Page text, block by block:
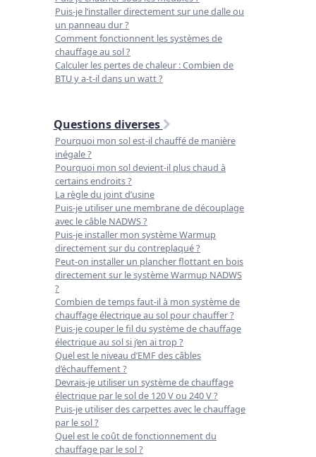
Puis-je l’installer directement sur une dalle ou
un panneau dur ?
Comment fonctionnent les systèmes de
chauffage au sol ?
Calculer les pertes de chaleur : Combien de
BTU y a-t-il dans un watt ?
Questions diverses
Pourquoi mon sol est-il chauffé de manière
inégale ?
Pourquoi mon sol devient-il plus chaud à
certains endroits ?
La règle du joint d’usine
Puis-je utiliser une membrane de découplage
avec le câble NADWS ?
Puis-je installer mon système Warmup
directement sur du contreplaqué ?
Peut-on installer un plancher flottant en bois
directement sur le système Warmup NADWS
?
Combien de temps faut-il à mon système de
chauffage électrique au sol pour chauffer ?
Puis-je couper le fil du système de chauffage
électrique au sol si j’en ai trop ?
Quel est le niveau d’EMF des câbles
d’échauffement ?
Devrais-je utiliser un système de chauffage
électrique par le sol de 120 V ou 240 V ?
Puis-je utiliser des carpettes avec le chauffage
par le sol ?
Quel est le coût de fonctionnement du
chauffage par le sol ?